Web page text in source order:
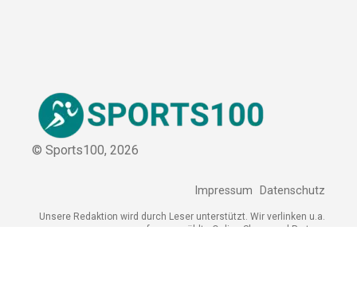
© Sports100, 2026
Impressum Datenschutz
Unsere Redaktion wird durch Leser unterstützt. Wir verlinken u.a.
auf ausgewählte Online-Shops und Partner,